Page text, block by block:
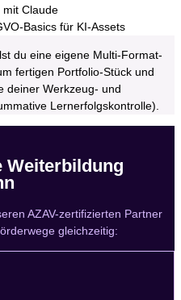
mit Claude
Basics für KI-Assets
du eine eigene Multi-Format-
fertigen Portfolio-Stück und
deiner Werkzeug- und
Lernerfolgskontrolle).
Weiterbildung
AZAV-zertifizierten Partner
gleichzeitig: